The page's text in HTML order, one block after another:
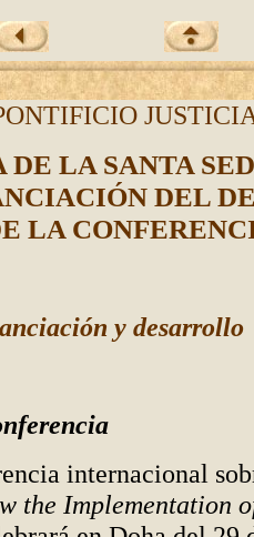
DE LA SANTA
DEL
LA
y desarrollo
internacional
the Implementation